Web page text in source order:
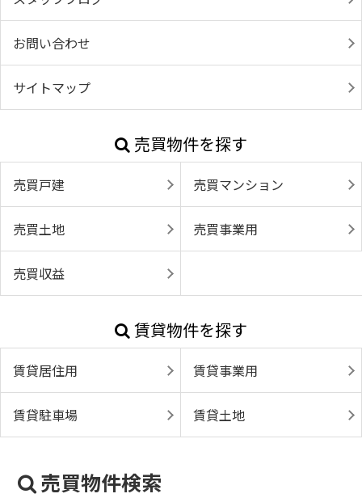
お問い合わせ
サイトマップ
売買物件を探す
売買戸建 売買マンション
売買土地 売買事業用
売買収益
賃貸物件を探す
賃貸居住用 賃貸事業用
賃貸駐車場 賃貸土地
売買物件検索